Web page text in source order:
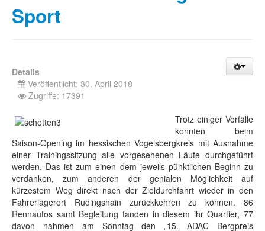
Sport
Details
Veröffentlicht: 30. April 2018
Zugriffe: 17391
Trotz einiger Vorfälle
konnten beim
Saison-Opening im hessischen Vogelsbergkreis mit Ausnahme
einer Trainingssitzung alle vorgesehenen Läufe durchgeführt
werden. Das ist zum einen dem jeweils pünktlichen Beginn zu
verdanken, zum anderen der genialen Möglichkeit auf
kürzestem Weg direkt nach der Zieldurchfahrt wieder in den
Fahrerlagerort Rudingshain zurückkehren zu können. 86
Rennautos samt Begleitung fanden in diesem ihr Quartier, 77
davon nahmen am Sonntag den „15. ADAC Bergpreis